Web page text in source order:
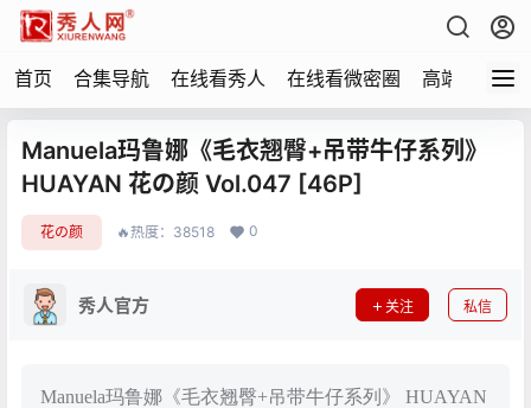
首页 合集导航 在线看秀人 在线看微密圈 高端写真
Manuela玛鲁娜《毛衣翘臀+吊带牛仔系列》
HUAYAN 花の颜 Vol.047 [46P]
花の颜 🔥热度：38518 0
秀人官方 关注 私信
Manuela玛鲁娜《毛衣翘臀+吊带牛仔系列》 HUAYAN